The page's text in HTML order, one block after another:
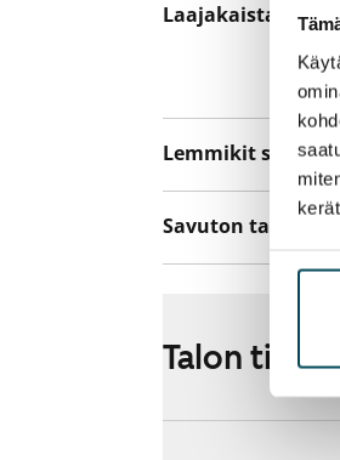
Laajakaista
Lemmikit sallittu
Savuton talo
Talon